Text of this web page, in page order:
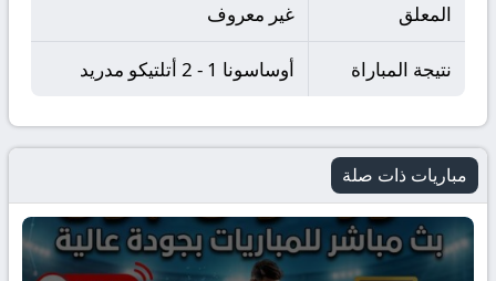
المعلق غير معروف
نتيجة المباراة أوساسونا 1 - 2 أتلتيكو مدريد
مباريات ذات صلة